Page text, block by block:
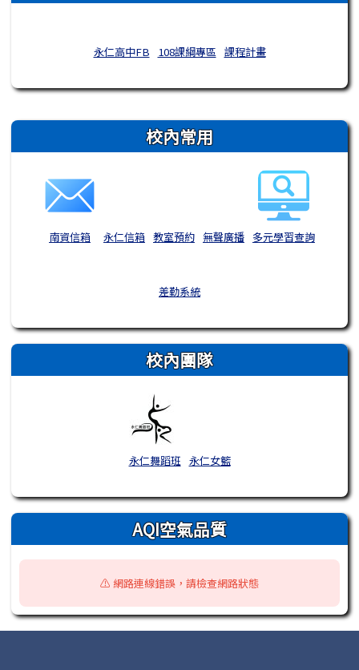
永仁高中FB 108課綱專區 課程計畫
右邊區域內容 校內常用
南資信箱 永仁信箱 教室預約 無聲廣播 多元學習查詢
差勤系統
校內團隊
永仁舞蹈班 永仁女籃
AQI空氣品質
⚠️ 網路連線錯誤，請檢查網路狀態